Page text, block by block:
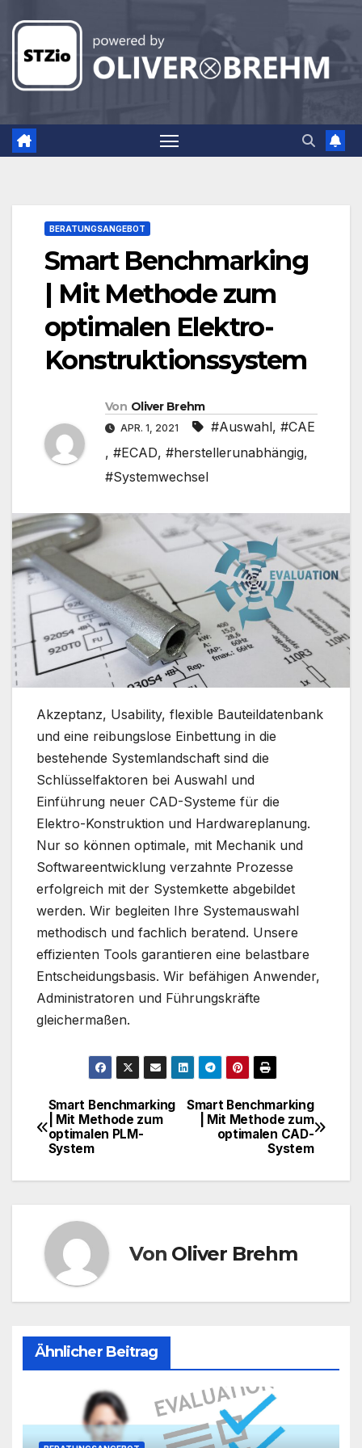
Inhalt
springen
BERATUNGSANGEBOT
Smart Benchmarking
| Mit Methode zum
optimalen Elektro-
Konstruktionssystem
Von Oliver Brehm
APR. 1, 2021 #Auswahl, #CAE
, #ECAD, #herstellerunabhängig,
#Systemwechsel
Akzeptanz, Usability, flexible Bauteildatenbank
und eine reibungslose Einbettung in die
bestehende Systemlandschaft sind die
Schlüsselfaktoren bei Auswahl und
Einführung neuer CAD-Systeme für die
Elektro-Konstruktion und Hardwareplanung.
Nur so können optimale, mit Mechanik und
Softwareentwicklung verzahnte Prozesse
erfolgreich mit der Systemkette abgebildet
werden. Wir begleiten Ihre Systemauswahl
methodisch und fachlich beratend. Unsere
effizienten Tools garantieren eine belastbare
Entscheidungsbasis. Wir befähigen Anwender,
Administratoren und Führungskräfte
gleichermaßen.
Beitragsnavigation
Smart Benchmarking
| Mit Methode zum
optimalen CAD-
System
Smart Benchmarking
| Mit Methode zum
optimalen PLM-
System
Von Oliver Brehm
Ähnlicher Beitrag